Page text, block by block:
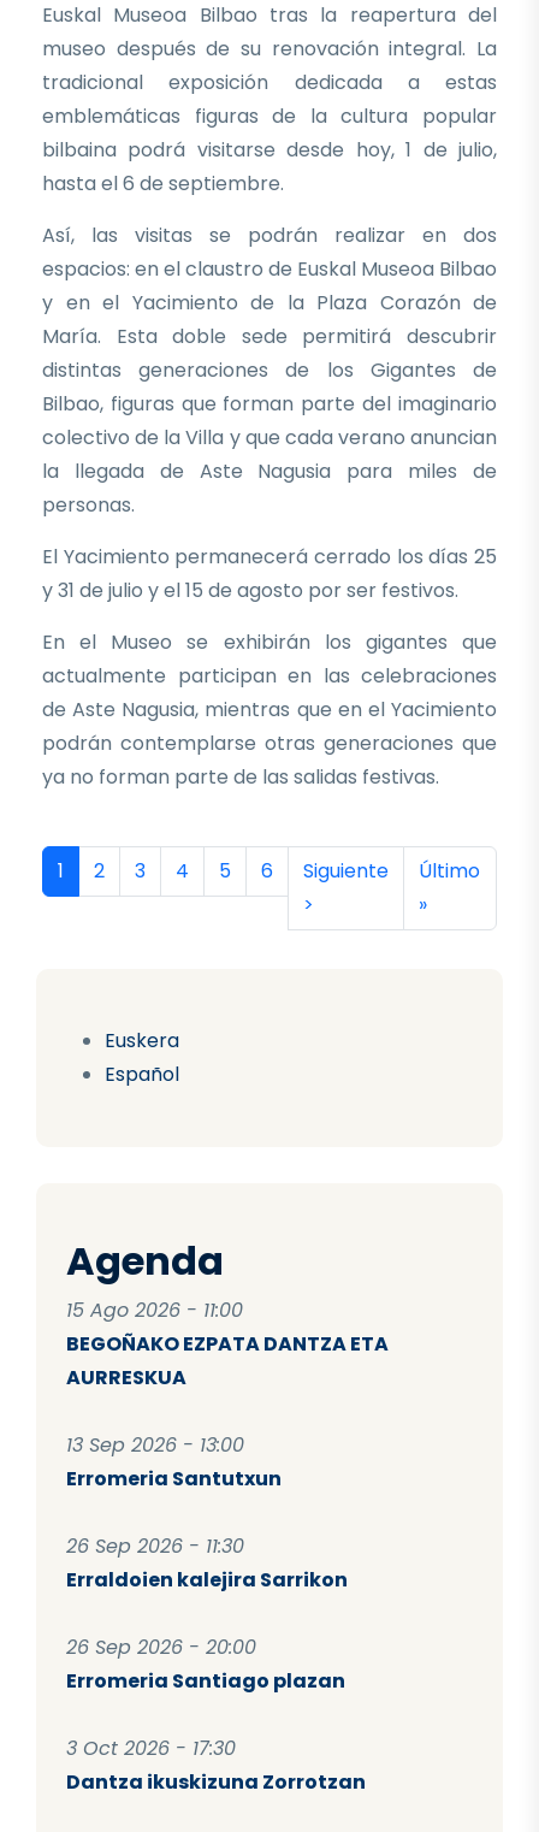
Euskera
Español
Agenda
15 Ago 2026 - 11:00
BEGOÑAKO EZPATA DANTZA ETA
AURRESKUA
13 Sep 2026 - 13:00
Erromeria Santutxun
26 Sep 2026 - 11:30
Erraldoien kalejira Sarrikon
26 Sep 2026 - 20:00
Erromeria Santiago plazan
3 Oct 2026 - 17:30
Dantza ikuskizuna Zorrotzan
Euskal Museoa Bilbao tras la reapertura del
museo después de su renovación integral. La
tradicional exposición dedicada a estas
emblemáticas figuras de la cultura popular
bilbaina podrá visitarse desde hoy, 1 de julio,
hasta el 6 de septiembre.
Así, las visitas se podrán realizar en dos
espacios: en el claustro de Euskal Museoa Bilbao
y en el Yacimiento de la Plaza Corazón de
María. Esta doble sede permitirá descubrir
distintas generaciones de los Gigantes de
Bilbao, figuras que forman parte del imaginario
colectivo de la Villa y que cada verano anuncian
la llegada de Aste Nagusia para miles de
personas.
El Yacimiento permanecerá cerrado los días 25
y 31 de julio y el 15 de agosto por ser festivos.
En el Museo se exhibirán los gigantes que
actualmente participan en las celebraciones
de Aste Nagusia, mientras que en el Yacimiento
podrán contemplarse otras generaciones que
ya no forman parte de las salidas festivas.
Paginación
Página actual
1 Página
2 Página
3 Página
4 Página
5 Página
6 Siguiente página
Siguiente
>
Última
Último
»